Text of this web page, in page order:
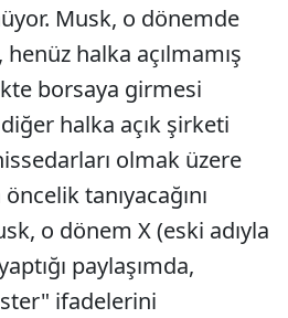
Musk, o dönemde
henüz halka açılmamış
borsaya girmesi
halka açık şirketi
olmak üzere
tanıyacağını
o dönem X (eski adıyla
paylaşımda,
ifadelerini